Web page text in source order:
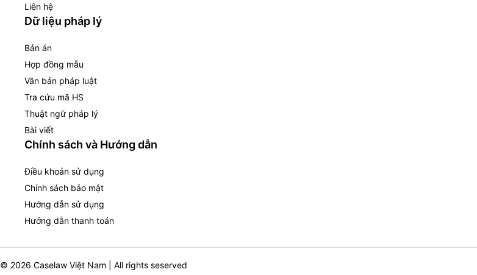
Liên hệ
Dữ liệu pháp lý
Bản án
Hợp đồng mẫu
Văn bản pháp luật
Tra cứu mã HS
Thuật ngữ pháp lý
Bài viết
Chính sách và Hướng dẫn
Điều khoản sử dụng
Chính sách bảo mật
Hướng dẫn sử dụng
Hướng dẫn thanh toán
© 2026 Caselaw Việt Nam | All rights seserved